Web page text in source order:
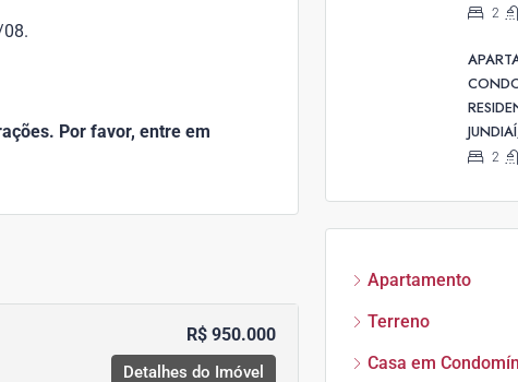
Por favor, entre em
R$ 950.000
Detalhes do Imóvel
2
2
Apartamento
Terreno
Casa em